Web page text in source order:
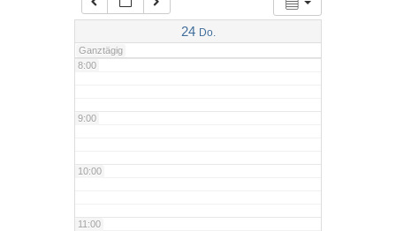
24 Do.
Ganztägig
7:00
8:00
9:00
10:00
11:00